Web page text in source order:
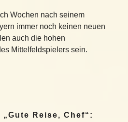
Wochen nach seinem
immer noch keinen neuen
auch die hohen
Mittelfeldspielers sein.
„Gute Reise, Chef“: